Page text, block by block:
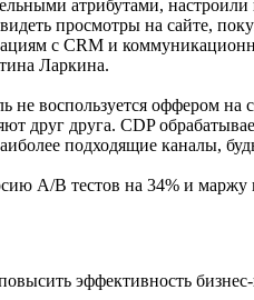
атрибутами,
просмотры на сайте,
с CRM и
Ларкина.
воспользуется оффером на
друг друга. CDP
подходящие каналы,
A/B тестов на 34% и маржу
эффективность